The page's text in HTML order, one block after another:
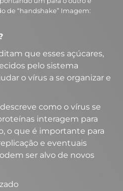
de “handshake” Imagem:
que esses açúcares,
pelo sistema
o vírus a se organizar e
como o vírus se
interagem para
o que é importante para
e eventuais
ser alvo de novos